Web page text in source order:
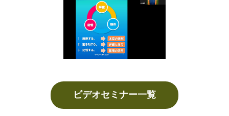
ビデオセミナー一覧